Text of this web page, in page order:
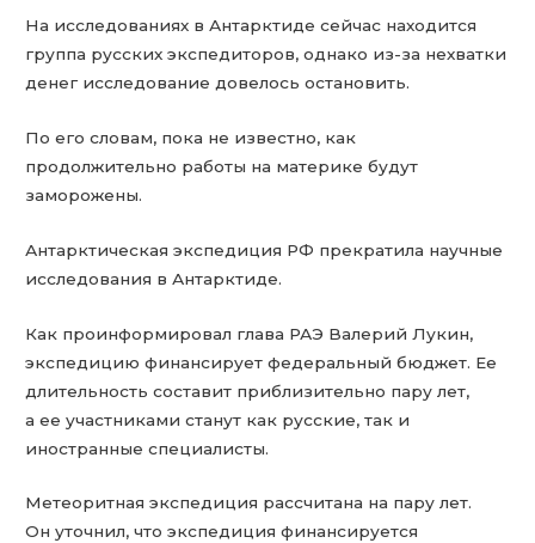
На исследованиях в Антарктиде сейчас находится
группа русских экспедиторов, однако из-за нехватки
денег исследование довелось остановить.
По его словам, пока не известно, как
продолжительно работы на материке будут
заморожены.
Антарктическая экспедиция РФ прекратила научные
исследования в Антарктиде.
Как проинформировал глава РАЭ Валерий Лукин,
экспедицию финансирует федеральный бюджет. Ее
длительность составит приблизительно пару лет,
а ее участниками станут как русские, так и
иностранные специалисты.
Метеоритная экспедиция рассчитана на пару лет.
Он уточнил, что экспедиция финансируется